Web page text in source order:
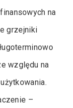
na
grzejniki
względu na
–